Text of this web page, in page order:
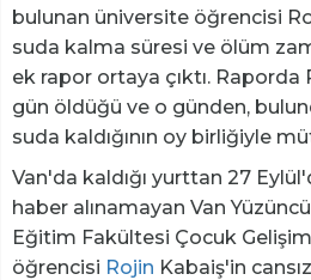
bulunan üniversite öğrencisi
suda kalma süresi ve ölüm
ek rapor ortaya çıktı. Raporda
gün öldüğü ve o günden,
suda kaldığının oy birliğiyle
Van'da kaldığı yurttan 27
haber alınamayan Van
Eğitim Fakültesi Çocuk
öğrencisi Rojin Kabaiş'in